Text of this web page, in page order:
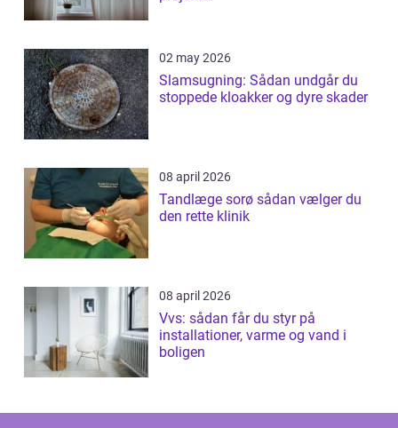
02 may 2026
Slamsugning: Sådan undgår du
stoppede kloakker og dyre skader
08 april 2026
Tandlæge sorø sådan vælger du
den rette klinik
08 april 2026
Vvs: sådan får du styr på
installationer, varme og vand i
boligen